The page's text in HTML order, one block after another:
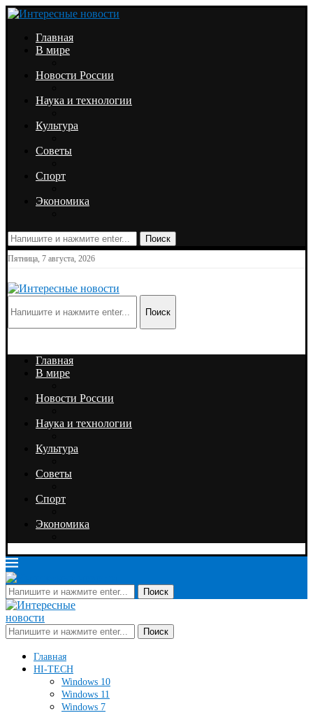
Главная
В мире
Новости России
Наука и технологии
Культура
Советы
Спорт
Экономика
Поиск
Пятница, 7 августа, 2026
Поиск
Главная
В мире
Новости России
Наука и технологии
Культура
Советы
Спорт
Экономика
Поиск
Поиск
Главная
HI-TECH
Windows 10
Windows 11
Windows 7